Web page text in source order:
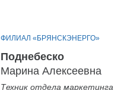
ФИЛИАЛ «БРЯНСКЭНЕРГО»
Поднебеско
Марина Алексеевна
Техник отдела маркетинга